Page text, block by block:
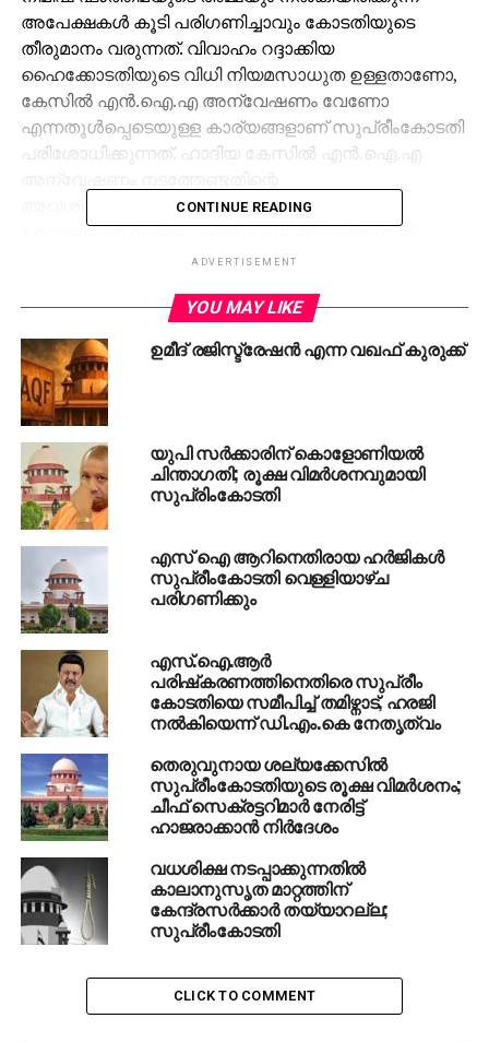
അപേക്ഷകള്‍ കൂടി പരിഗണിച്ചാവും കോടതിയുടെ
തീരുമാനം വരുന്നത്. വിവാഹം റദ്ദാക്കിയ
ഹൈക്കോടതിയുടെ വിധി നിയമസാധുത ഉള്ളതാണോ,
കേസില്‍ എന്‍.ഐ.എ അന്വേഷണം വേണോ
എന്നതുള്‍പ്പെടെയുള്ള കാര്യങ്ങളാണ് സുപ്രീംകോടതി
പരിശോധിക്കുന്നത്. ഹാദിയ കേസില്‍ എന്‍.ഐ.എ
ആവശ്യമില്ലെന്നാണ് സംസ്ഥാന സര്‍ക്കാര്‍
കോടതിയില്‍ സത്യവാങ്മൂലം സമര്‍പ്പിച്ചിരുന്നത്.
ഹാദിയയുടെ മതംമാറ്റത്തിന് പിന്നില്‍
റിപ്പോര്‍ട്ടില്‍ വ്യക്തമാക്കിയിരിക്കുന്നത്.
RELATED TOPICS: HADIYA CASE
SUPREME COURT
UP NEXT
കണ്ണന്താനത്തിന്റെ സെക്രട്ടറിയായി എന്‍
പ്രശാന്ത്; എതിര്‍പ്പുമായി ബി.ജെ.പി
DON'T MISS
കണ്ണൂരില്‍ അക്രമം; സിപിഎം പ്രകടനത്തിനു
നേരെ ബോംബേറ്: കോണ്‍ഗ്രസ് ഓഫിസ്
തകര്‍ത്തു
CONTINUE READING
ADVERTISEMENT
YOU MAY LIKE
ഉമീദ് രജിസ്ട്രേഷൻ എന്ന വഖഫ് കുരുക്ക്
യുപി സർക്കാരിന് കൊളോണിയൽ
ചിന്താഗതി; രൂക്ഷ വിമർശനവുമായി
സുപ്രിംകോടതി
എസ് ഐ ആറിനെതിരായ ഹർജികൾ
സുപ്രീംകോടതി വെള്ളിയാഴ്ച
പരിഗണിക്കും
എസ്.ഐ.ആർ
പരിഷ്‍കരണത്തിനെതിരെ സുപ്രീം
കോടതിയെ സമീപിച്ച് തമിഴ്നാട്, ഹരജി
നൽകിയെന്ന് ഡി.എം.കെ നേതൃത്വം
തെരുവുനായ ശല്യക്കേസില്‍
സുപ്രീംകോടതിയുടെ രൂക്ഷ വിമര്‍ശനം;
ചീഫ് സെക്രട്ടറിമാര്‍ നേരിട്ട്
ഹാജരാക്കാന്‍ നിര്‍ദേശം
വധശിക്ഷ നടപ്പാക്കുന്നതില്‍
കാലാനുസൃത മാറ്റത്തിന്
കേന്ദ്രസര്‍ക്കാര്‍ തയ്യാറല്ല;
സുപ്രീംകോടതി
CLICK TO COMMENT